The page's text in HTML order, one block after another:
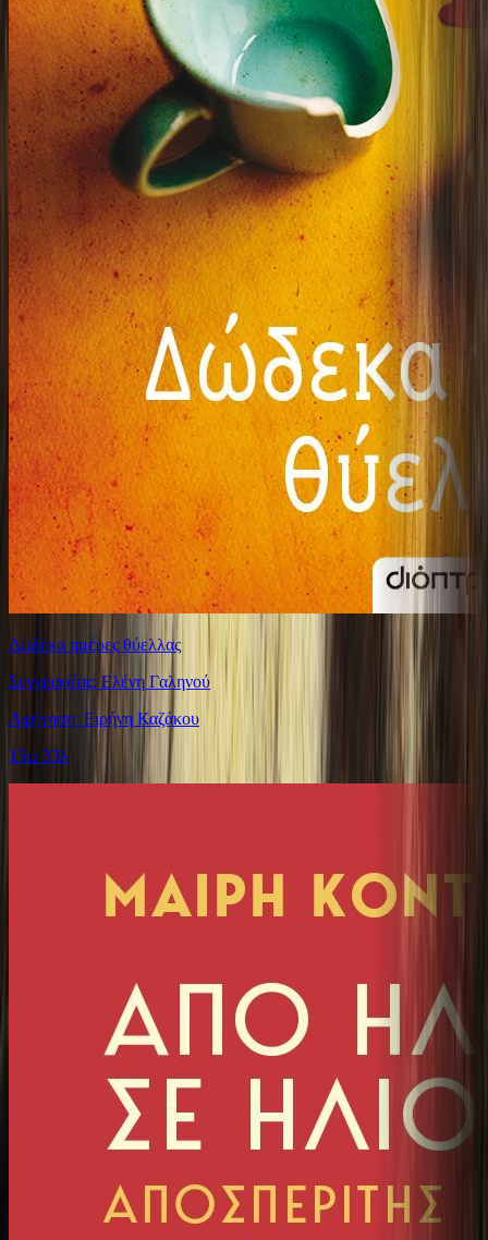
Δώδεκα ημέρες θύελλας
Συγγραφέας: Ελένη Γαληνού
Αφήγηση: Ειρήνη Καζάκου
15ω 33λ